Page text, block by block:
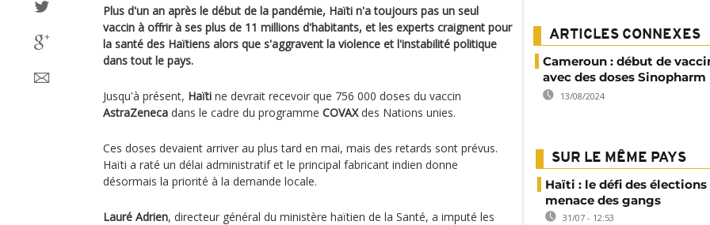
Plus d'un an après le début de la pandémie, Haïti n'a toujours pas un seul
vaccin à offrir à ses plus de 11 millions d'habitants, et les experts craignent pour
la santé des Haïtiens alors que s'aggravent la violence et l'instabilité politique
dans tout le pays.
Jusqu'à présent, Haïti ne devrait recevoir que 756 000 doses du vaccin
AstraZeneca dans le cadre du programme COVAXdes Nations unies.
Ces doses devaient arriver au plus tard en mai, mais des retards sont prévus.
Haïti a raté un délai administratif et le principal fabricant indien donne
désormais la priorité à la demande locale.
Lauré Adrien, directeur général du ministère haïtien de la Santé, a imputé les
ARTICLES CONNEXES
Cameroun : début de
avec des doses Sinopharm
13/08/2024
SUR LE MÊME PAYS
Haïti : le défi des élections
menace des gangs
31/07 - 12:53